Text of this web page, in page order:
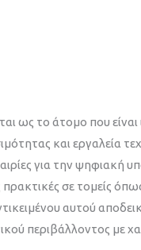
ως το άτομο που είναι
και εργαλεία
για την ψηφιακή
σε τομείς
αυτού
περιβάλλοντος με